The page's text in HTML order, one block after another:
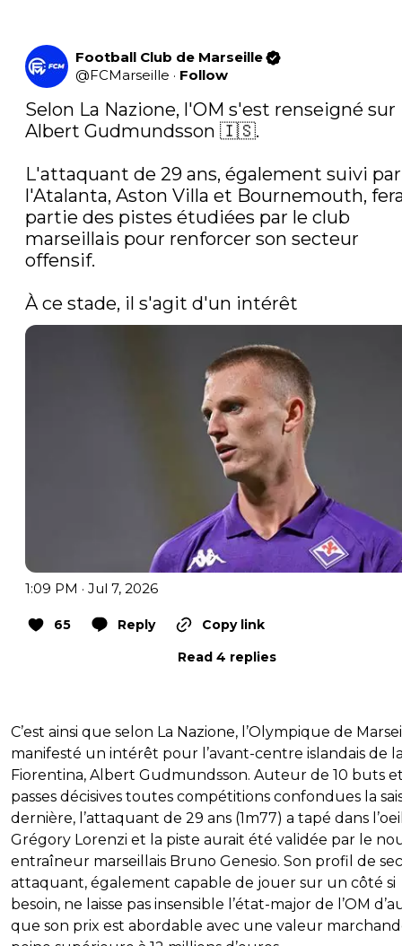
Football Club de Marseille
@FCMarseille · Follow
Selon La Nazione, l'OM s'est renseigné sur
Albert Gudmundsson 🇮🇸.
L'attaquant de 29 ans, également suivi par
l'Atalanta, Aston Villa et Bournemouth,
partie des pistes étudiées par le club
marseillais pour renforcer son secteur
offensif.
À ce stade, il s'agit d'un intérêt
1:09 PM · Jul 7, 2026
65 Reply
Copy link
Read 4 replies
C’est ainsi que selon La Nazione, l’Olympique de
manifesté un intérêt pour l’avant-centre islandais de
Fiorentina, Albert Gudmundsson. Auteur de 10 buts
passes décisives toutes compétitions confondues la
dernière, l’attaquant de 29 ans (1m77) a tapé dans
Grégory Lorenzi et la piste aurait été validée par le
entraîneur marseillais Bruno Genesio. Son profil de
attaquant, également capable de jouer sur un côté si
besoin, ne laisse pas insensible l’état-major de l’OM
que son prix est abordable avec une valeur